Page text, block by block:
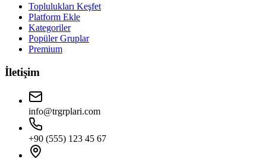
Toplulukları Keşfet
Platform Ekle
Kategoriler
Popüler Gruplar
Premium
İletişim
info@trgrplari.com
+90 (555) 123 45 67